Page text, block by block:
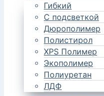
Гибкий
С подсветкой
Дюрополимер
Полистирол
XPS Полимер
Экополимер
Полиуретан
ЛДФ